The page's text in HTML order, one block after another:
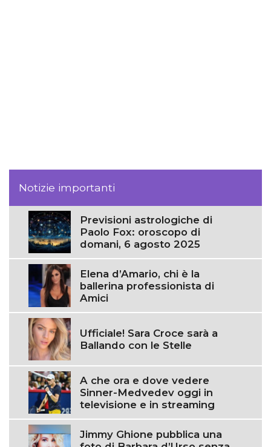
Notizie importanti
Previsioni astrologiche di
Paolo Fox: oroscopo di
domani, 6 agosto 2025
Elena d’Amario, chi è la
ballerina professionista di
Amici
Ufficiale! Sara Croce sarà a
Ballando con le Stelle
A che ora e dove vedere
Sinner-Medvedev oggi in
televisione e in streaming
Jimmy Ghione pubblica una